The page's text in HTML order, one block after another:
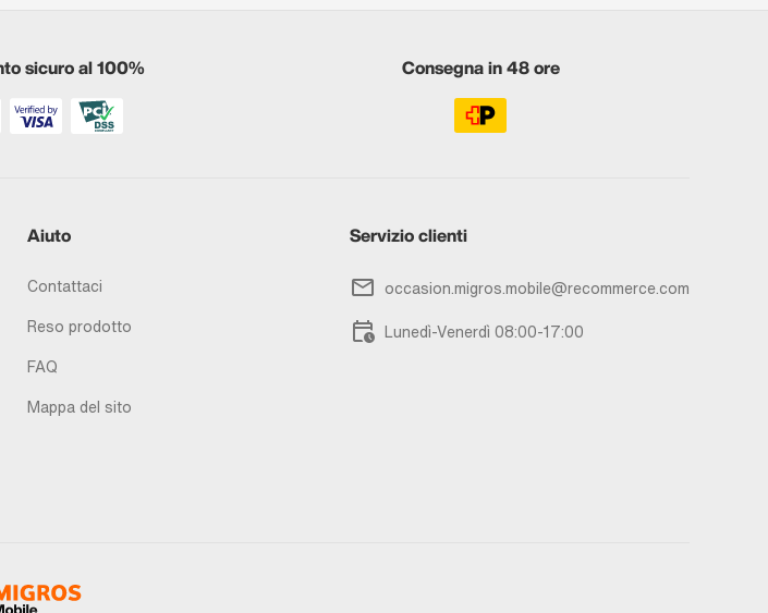
sicuro al 100% Consegna in 48 ore
Aiuto
Contattaci
Reso prodotto
FAQ
Mappa del sito
Servizio clienti
occasion.migros.mobile@recommerce.com
Lunedì-Venerdì 08:00-17:00